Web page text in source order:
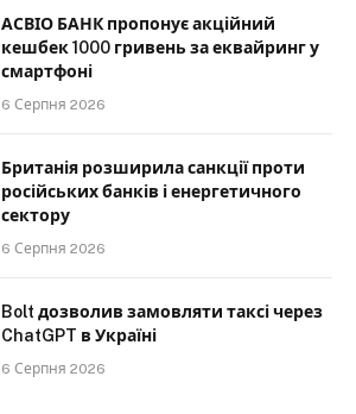
АСВІО БАНК пропонує акційний
кешбек 1000 гривень за еквайринг у
смартфоні
6 Серпня 2026
Британія розширила санкції проти
російських банків і енергетичного
сектору
6 Серпня 2026
Bolt дозволив замовляти таксі через
ChatGPT в Україні
6 Серпня 2026